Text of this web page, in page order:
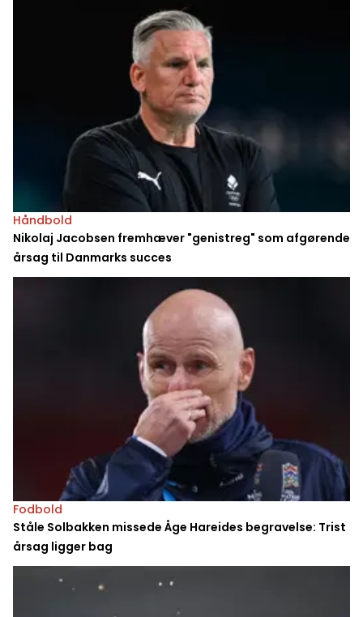
Håndbold
Nikolaj Jacobsen fremhæver "genistreg" som afgørende
årsag til Danmarks succes
Fodbold
Ståle Solbakken missede Åge Hareides begravelse: Trist
årsag ligger bag